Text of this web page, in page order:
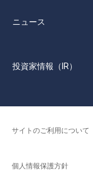
ニュース
投資家情報（IR）
サイトのご利用について
個人情報保護方針